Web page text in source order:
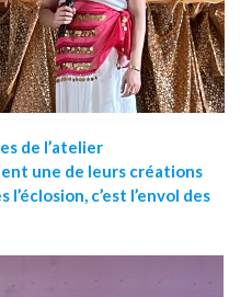
de l’atelier
une de leurs créations
c’est l’envol des